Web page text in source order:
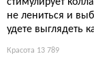
стимулирует
не лениться и
удете выглядеть
Красота 13 789